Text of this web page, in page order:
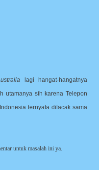
lagi hangat-hangatnya
utamanya sih karena Telepon
ternyata dilacak sama
untuk masalah ini ya.